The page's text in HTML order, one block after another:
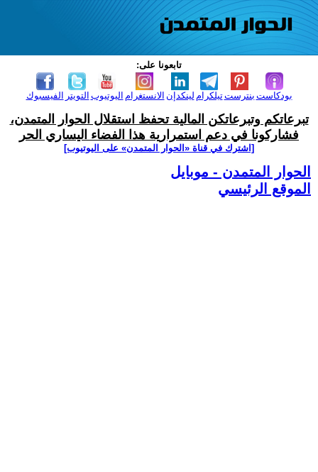
تابعونا على:
الفيسبوك التويتر اليوتيوب الانستغرام لينكدإن تيلكرامبنترست بودكاست
تبرعاتكم وتبرعاتكن المالية تحفظ استقلال الحوار المتمدن،
فشاركونا في دعم استمرارية هذا الفضاء اليساري الحر
[اشترك في قناة ‫«الحوار المتمدن» على اليوتيوب]
الحوار المتمدن - موبايل
الموقع الرئيسي